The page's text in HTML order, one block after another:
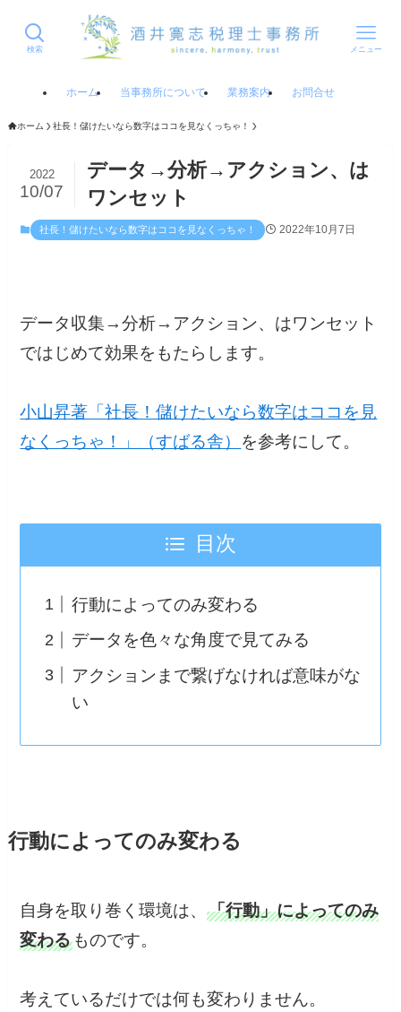
検索 メニュー
ホーム 当事務所について 業務案内 お問合せ
ホーム 社長！儲けたいなら数字はココを見なくっちゃ！
データ→分析→アクション、は
ワンセット
2022
10/07
社長！儲けたいなら数字はココを見なくっちゃ！ 2022年10月7日
データ収集→分析→アクション、はワンセット
ではじめて効果をもたらします。
小山昇著「社長！儲けたいなら数字はココを見
なくっちゃ！」（すばる舎） を参考にして。
目次
行動によってのみ変わる
データを色々な角度で見てみる
アクションまで繋げなければ意味がな
い
行動によってのみ変わる
自身を取り巻く環境は、「行動」によってのみ
変わる ものです。
考えているだけでは何も変わりません。